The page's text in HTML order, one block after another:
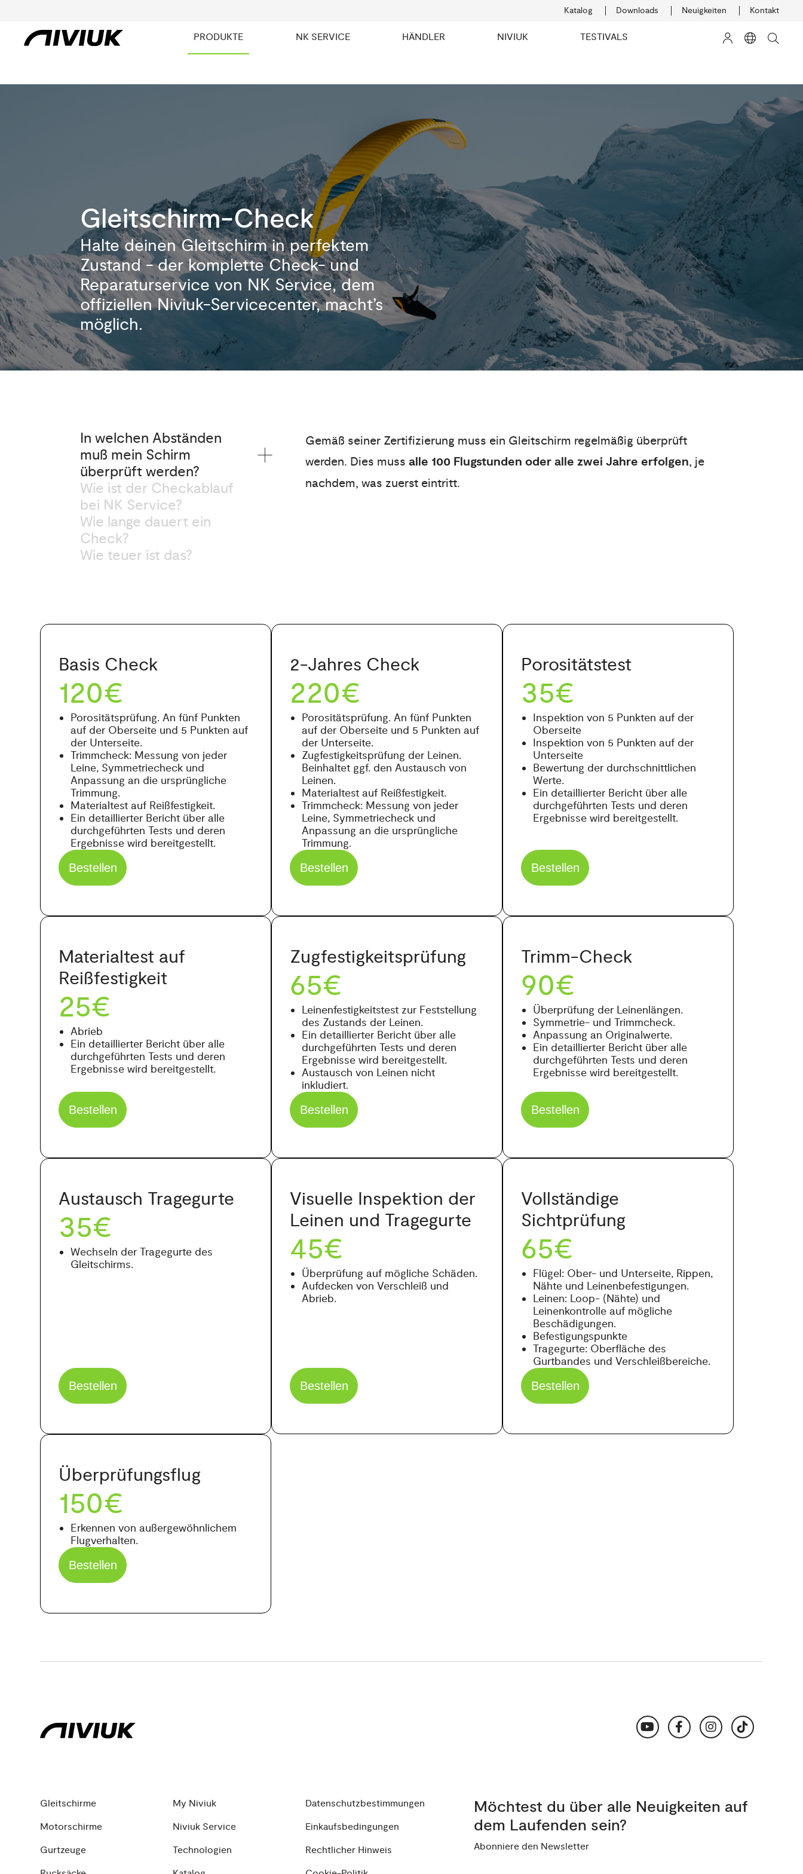
Katalog Downloads Neuigkeiten Kontakt
PRODUKTE NK SERVICE HÄNDLER NIVIUK TESTIVALS
Gleitschirm-Check
Halte deinen Gleitschirm in perfektem
Zustand - der komplette Check- und
Reparaturservice von NK Service, dem
offiziellen Niviuk-Servicecenter, macht’s
möglich.
In welchen Abständen
muß mein Schirm
überprüft werden?
Wie ist der Checkablauf
bei NK Service?
Wie lange dauert ein
Check?
Wie teuer ist das?
Gemäß seiner Zertifizierung muss ein Gleitschirm regelmäßig überprüft
werden. Dies muss alle 100 Flugstunden oder alle zwei Jahre erfolgen, je
nachdem, was zuerst eintritt.
Basis Check
120€
Porositätsprüfung. An fünf Punkten
auf der Oberseite und 5 Punkten auf
der Unterseite.
Trimmcheck: Messung von jeder
Leine, Symmetriecheck und
Anpassung an die ursprüngliche
Trimmung.
Materialtest auf Reißfestigkeit.
Ein detaillierter Bericht über alle
durchgeführten Tests und deren
Ergebnisse wird bereitgestellt.
Bestellen
2-Jahres Check
220€
Porositätsprüfung. An fünf Punkten
auf der Oberseite und 5 Punkten auf
der Unterseite.
Zugfestigkeitsprüfung der Leinen.
Beinhaltet ggf. den Austausch von
Leinen.
Materialtest auf Reißfestigkeit.
Trimmcheck: Messung von jeder
Leine, Symmetriecheck und
Anpassung an die ursprüngliche
Trimmung.
Bestellen
Porositätstest
35€
Inspektion von 5 Punkten auf der
Oberseite
Inspektion von 5 Punkten auf der
Unterseite
Bewertung der durchschnittlichen
Werte.
Ein detaillierter Bericht über alle
durchgeführten Tests und deren
Ergebnisse wird bereitgestellt.
Bestellen
Materialtest auf
Reißfestigkeit
25€
Abrieb
Ein detaillierter Bericht über alle
durchgeführten Tests und deren
Ergebnisse wird bereitgestellt.
Bestellen
Zugfestigkeitsprüfung
65€
Leinenfestigkeitstest zur Feststellung
des Zustands der Leinen.
Ein detaillierter Bericht über alle
durchgeführten Tests und deren
Ergebnisse wird bereitgestellt.
Austausch von Leinen nicht
inkludiert.
Bestellen
Trimm-Check
90€
Überprüfung der Leinenlängen.
Symmetrie- und Trimmcheck.
Anpassung an Originalwerte.
Ein detaillierter Bericht über alle
durchgeführten Tests und deren
Ergebnisse wird bereitgestellt.
Bestellen
Austausch Tragegurte
35€
Wechseln der Tragegurte des
Gleitschirms.
Bestellen
Visuelle Inspektion der
Leinen und Tragegurte
45€
Überprüfung auf mögliche Schäden.
Aufdecken von Verschleiß und
Abrieb.
Bestellen
Vollständige
Sichtprüfung
65€
Flügel: Ober- und Unterseite, Rippen,
Nähte und Leinenbefestigungen.
Leinen: Loop- (Nähte) und
Leinenkontrolle auf mögliche
Beschädigungen.
Befestigungspunkte
Tragegurte: Oberfläche des
Gurtbandes und Verschleißbereiche.
Bestellen
Überprüfungsflug
150€
Erkennen von außergewöhnlichem
Flugverhalten.
Bestellen
Gleitschirme
Motorschirme
Gurtzeuge
My Niviuk
Niviuk Service
Technologien
Datenschutzbestimmungen
Einkaufsbedingungen
Rechtlicher Hinweis
Möchtest du über alle Neuigkeiten auf
dem Laufenden sein?
Abonniere den Newsletter